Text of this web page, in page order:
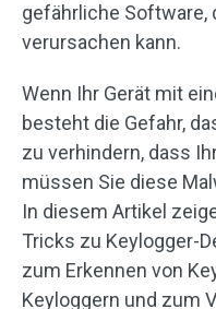
gefährliche Software,
verursachen kann.
Wenn Ihr Gerät mit
besteht die Gefahr,
zu verhindern, dass
müssen Sie diese
In diesem Artikel
Tricks zu Keylogger-
zum Erkennen von
Keyloggern und zum